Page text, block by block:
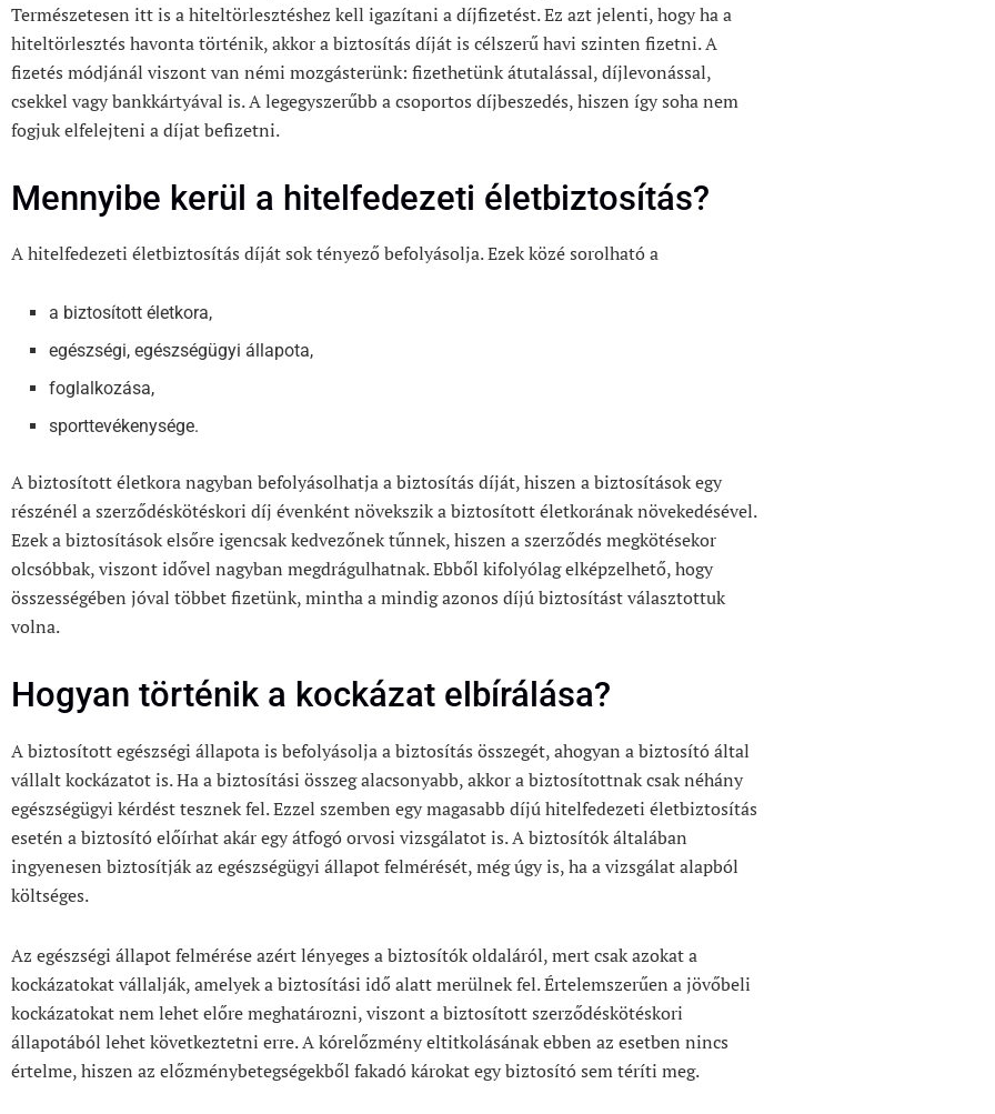
Természetesen itt is a hiteltörlesztéshez kell igazítani a díjfizetést. Ez azt jelenti, hogy ha a
hiteltörlesztés havonta történik, akkor a biztosítás díját is célszerű havi szinten fizetni. A
fizetés módjánál viszont van némi mozgásterünk: fizethetünk átutalással, díjlevonással,
csekkel vagy bankkártyával is. A legegyszerűbb a csoportos díjbeszedés, hiszen így soha nem
fogjuk elfelejteni a díjat befizetni.
Mennyibe kerül a hitelfedezeti életbiztosítás?
A hitelfedezeti életbiztosítás díját sok tényező befolyásolja. Ezek közé sorolható a
a biztosított életkora,
egészségi, egészségügyi állapota,
foglalkozása,
sporttevékenysége.
A biztosított életkora nagyban befolyásolhatja a biztosítás díját, hiszen a biztosítások egy
részénél a szerződéskötéskori díj évenként növekszik a biztosított életkorának növekedésével.
Ezek a biztosítások elsőre igencsak kedvezőnek tűnnek, hiszen a szerződés megkötésekor
olcsóbbak, viszont idővel nagyban megdrágulhatnak. Ebből kifolyólagelképzelhető, hogy
összességében jóval többet fizetünk, mintha a mindig azonos díjú biztosítást választottuk
volna.
Hogyan történik a kockázat elbírálása?
A biztosított egészségi állapota is befolyásolja a biztosítás összegét, ahogyan a biztosító által
vállalt kockázatot is. Ha a biztosítási összeg alacsonyabb, akkor a biztosítottnak csak néhány
egészségügyi kérdést tesznek fel. Ezzel szemben egy magasabb díjú hitelfedezeti életbiztosítás
esetén a biztosító előírhat akár egy átfogó orvosi vizsgálatot is. A biztosítók általában
ingyenesen biztosítják az egészségügyi állapot felmérését, még úgy is, ha a vizsgálat alapból
költséges.
Az egészségi állapot felmérése azért lényeges a biztosítók oldaláról, mert csak azokat a
kockázatokat vállalják, amelyek a biztosítási idő alatt merülnek fel. Értelemszerűen a jövőbeli
kockázatokat nem lehet előre meghatározni, viszont a biztosított szerződéskötéskori
állapotából lehet következtetni erre. A kórelőzmény eltitkolásának ebben az esetben nincs
értelme, hiszen az előzménybetegségekből fakadó károkat egy biztosító sem téríti meg.